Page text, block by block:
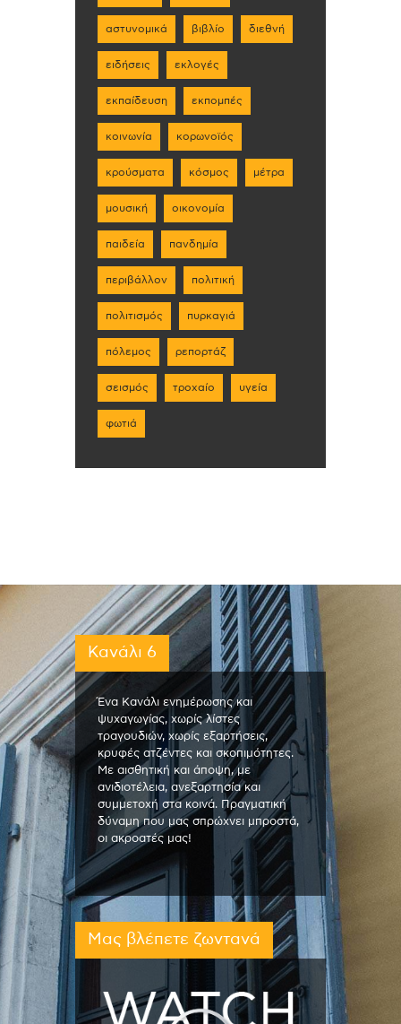
αστυνομικά βιβλίο διεθνή
ειδήσεις εκλογές
εκπαίδευση εκπομπές
κοινωνία κορωνοϊός
κρούσματα κόσμος μέτρα
μουσική οικονομία
παιδεία πανδημία
περιβάλλον πολιτική
πολιτισμός πυρκαγιά
πόλεμος ρεπορτάζ
σεισμός τροχαίο υγεία
φωτιά
Κανάλι 6
Ένα Κανάλι ενημέρωσης και
ψυχαγωγίας, χωρίς λίστες
τραγουδιών, χωρίς εξαρτήσεις,
κρυφές ατζέντες και σκοπιμότητες.
Με αισθητική και άποψη, με
ανιδιοτέλεια, ανεξαρτησία και
συμμετοχή στα κοινά. Πραγματική
δύναμη που μας σπρώχνει μπροστά,
οι ακροατές μας!
Μας βλέπετε ζωντανά